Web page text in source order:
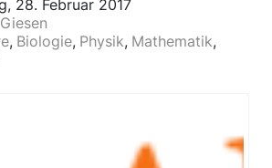
28. Februar 2017
Biologie Physik Mathematik